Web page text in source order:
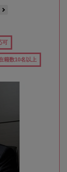
可
籍数10名以上